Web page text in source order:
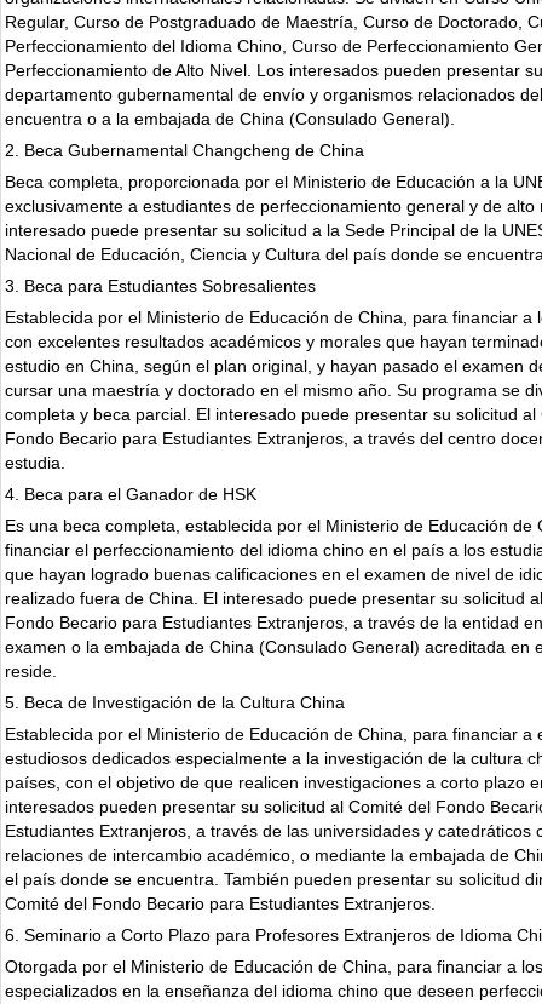
Regular, Curso de Postgraduado de Maestría, Curso de Doctorado,
Perfeccionamiento del Idioma Chino, Curso de Perfeccionamiento
Perfeccionamiento de Alto Nivel. Los interesados pueden presentar
departamento gubernamental de envío y organismos relacionados
encuentra o a la embajada de China (Consulado General).
2. Beca Gubernamental Changcheng de China
Beca completa, proporcionada por el Ministerio de Educación a la
exclusivamente a estudiantes de perfeccionamiento general y de alto
interesado puede presentar su solicitud a la Sede Principal de la
Nacional de Educación, Ciencia y Cultura del país donde se
3. Beca para Estudiantes Sobresalientes
Establecida por el Ministerio de Educación de China, para financiar a
con excelentes resultados académicos y morales que hayan
estudio en China, según el plan original, y hayan pasado el examen
cursar una maestría y doctorado en el mismo año. Su programa se
completa y beca parcial. El interesado puede presentar su solicitud al
Fondo Becario para Estudiantes Extranjeros, a través del centro
estudia.
4. Beca para el Ganador de HSK
Es una beca completa, establecida por el Ministerio de Educación de
financiar el perfeccionamiento del idioma chino en el país a los
que hayan logrado buenas calificaciones en el examen de nivel de
realizado fuera de China. El interesado puede presentar su solicitud
Fondo Becario para Estudiantes Extranjeros, a través de la entidad
examen o la embajada de China (Consulado General) acreditada en
reside.
5. Beca de Investigación de la Cultura China
Establecida por el Ministerio de Educación de China, para financiar a
estudiosos dedicados especialmente a la investigación de la cultura
países, con el objetivo de que realicen investigaciones a corto plazo
interesados pueden presentar su solicitud al Comité del Fondo
Estudiantes Extranjeros, a través de las universidades y catedráticos
relaciones de intercambio académico, o mediante la embajada de
el país donde se encuentra. También pueden presentar su solicitud
Comité del Fondo Becario para Estudiantes Extranjeros.
6. Seminario a Corto Plazo para Profesores Extranjeros de Idioma
Otorgada por el Ministerio de Educación de China, para financiar a
especializados en la enseñanza del idioma chino que deseen